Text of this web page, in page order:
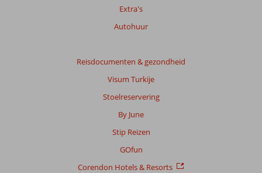
beoordelingen
Extra's
Autohuur
Reisdocumenten & gezondheid
Visum Turkije
Stoelreservering
By June
Stip Reizen
GOfun
Corendon Hotels & Resorts